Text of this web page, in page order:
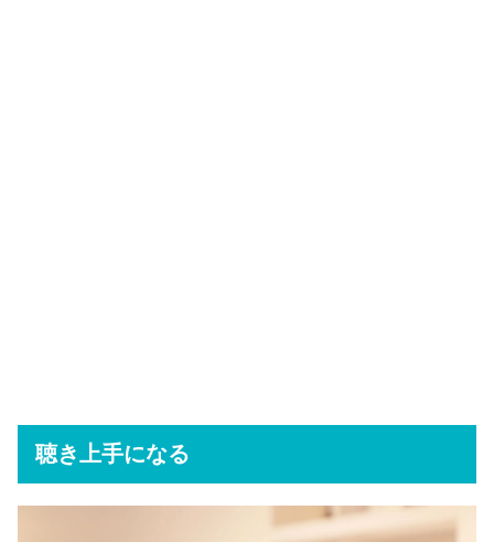
聴き上手になる